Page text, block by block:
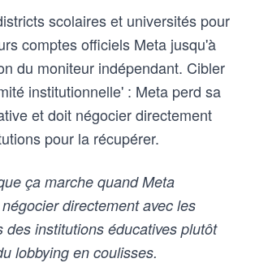
scolaires et universités pour
comptes officiels Meta jusqu'à
du moniteur indépendant. Cibler
institutionnelle' : Meta perd sa
et doit négocier directement
pour la récupérer.
ça marche quand Meta
directement avec les
des institutions éducatives plutôt
lobbying en coulisses.